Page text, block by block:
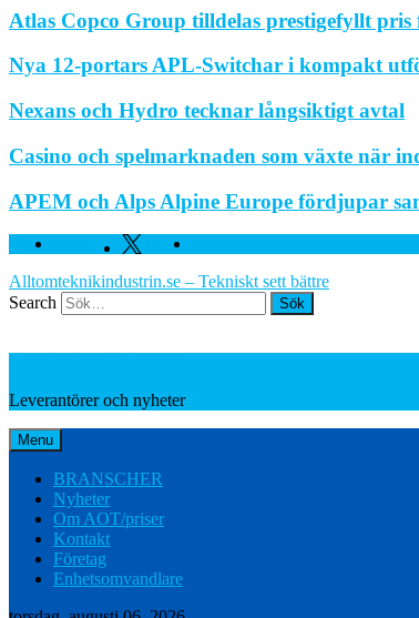
Atlas Copco Group tilldelas prestigefyllt
Nya 12-portars APL-Switchar i kompakt
Nexans och Hydro tecknar långsiktigt avtal
Casino och spelmarknaden som växte när
APEM och Alps Alpine Europe fördjupar
Facebook Twitter
Alltomteknikindustrin.se – Tekniskt sett bättre
Search
Leverantörer och nyheter
Menu
BRANSCHER
Nyheter
Om AOT/priser
Kontakt
Företag
Enhetsomvandlare